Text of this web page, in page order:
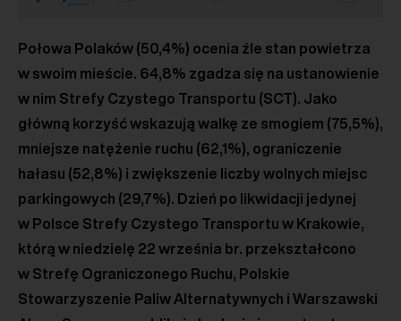
Połowa Polaków (50,4%) ocenia źle stan powietrza
w swoim mieście. 64,8% zgadza się na ustanowienie
w nim Strefy Czystego Transportu (SCT). Jako
główną korzyść wskazują walkę ze smogiem (75,5%),
mniejsze natężenie ruchu (62,1%), ograniczenie
hałasu (52,8%) i zwiększenie liczby wolnych miejsc
parkingowych (29,7%). Dzień po likwidacji jedynej
w Polsce Strefy Czystego Transportu w Krakowie,
którą w niedzielę 22 września br. przekształcono
w Strefę Ograniczonego Ruchu, Polskie
Stowarzyszenie Paliw Alternatywnych i Warszawski